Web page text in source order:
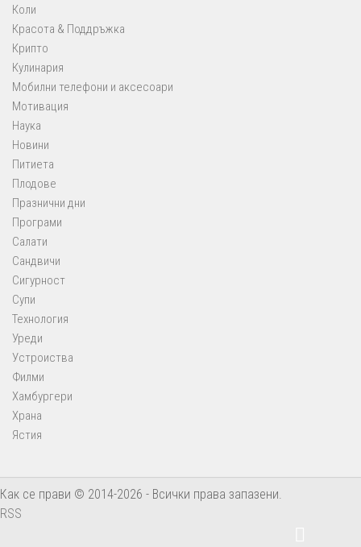
Коли
Красота & Поддръжка
Крипто
Кулинария
Мобилни телефони и аксесоари
Мотивация
Наука
Новини
Питиета
Плодове
Празнични дни
Програми
Салати
Сандвичи
Сигурност
Супи
Технология
Уреди
Устроиства
Филми
Хамбургери
Храна
Ястия
Как се прави © 2014-2026 - Всички права запазени.
RSS